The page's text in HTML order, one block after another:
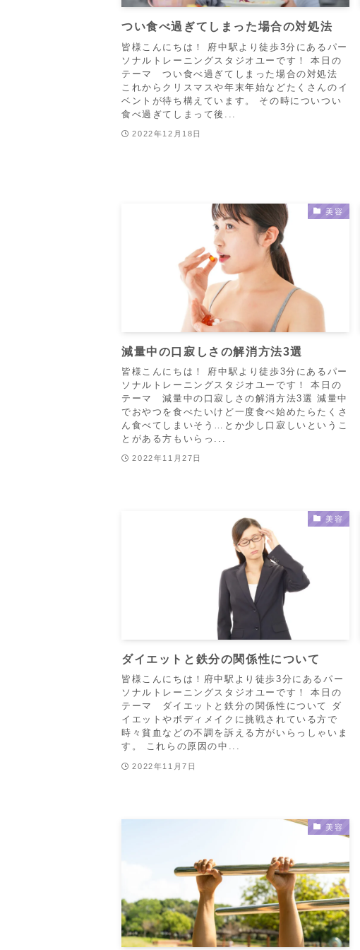
つい食べ過ぎてしまった場合の対処法
皆様こんにちは！ 府中駅より徒歩3分にあるパー
ソナルトレーニングスタジオユーです！ 本日の
テーマ つい食べ過ぎてしまった場合の対処法
これからクリスマスや年末年始などたくさんのイ
ベントが待ち構えています。 その時についつい
食べ過ぎてしまって後...
2022年12月18日
美容
減量中の口寂しさの解消方法3選
皆様こんにちは！ 府中駅より徒歩3分にあるパー
ソナルトレーニングスタジオユーです！ 本日の
テーマ 減量中の口寂しさの解消方法3選 減量中
でおやつを食べたいけど一度食べ始めたらたくさ
ん食べてしまいそう…とか少し口寂しいというこ
とがある方もいらっ...
2022年11月27日
美容
ダイエットと鉄分の関係性について
皆様こんにちは！府中駅より徒歩3分にあるパー
ソナルトレーニングスタジオユーです！ 本日の
テーマ ダイエットと鉄分の関係性について ダ
イエットやボディメイクに挑戦されている方で
時々貧血などの不調を訴える方がいらっしゃいま
す。 これらの原因の中...
2022年11月7日
美容